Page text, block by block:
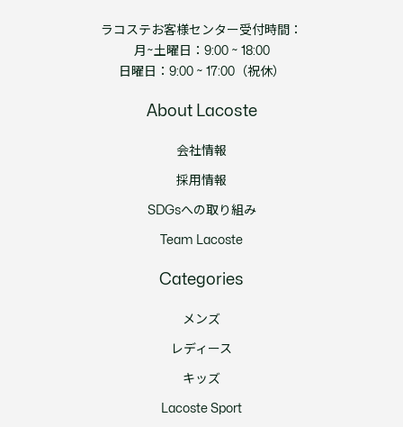
ラコステお客様センター受付時間：
月~土曜日：9:00 ~ 18:00
日曜日：9:00 ~ 17:00（祝休）
About Lacoste
会社情報
採用情報
SDGsへの取り組み
Team Lacoste
Categories
メンズ
レディース
キッズ
Lacoste Sport